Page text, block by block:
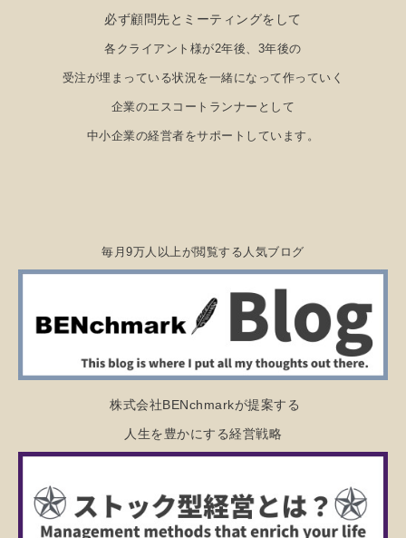
必ず顧問先とミーティングをして
各クライアント様が2年後、3年後の
受注が埋まっている状況を一緒になって作っていく
企業のエスコートランナーとして
中小企業の経営者をサポートしています。
毎月9万人以上が閲覧する人気ブログ
株式会社BENchmarkが提案する
人生を豊かにする経営戦略